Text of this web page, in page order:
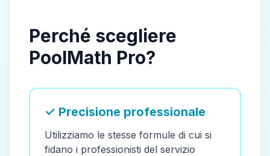
Perché scegliere
PoolMath Pro?
✓ Precisione professionale
Utilizziamo le stesse formule di cui si
fidano i professionisti del servizio